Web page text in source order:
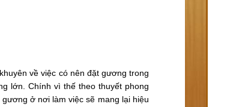
về việc có nên đặt gương trong
lớn. Chính vì thế theo thuyết phong
ở nơi làm việc sẽ mang lại hiệu